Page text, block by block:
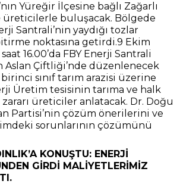
Yüreğir İlçesine bağlı Zağarlı
üreticilerle buluşacak. Bölgede
Santrali’nin yaydığı tozlar
noktasına getirdi.9 Ekim
16.00’da FBY Enerji Santrali
Aslan Çiftliği’nde düzenlenecek
sınıf tarım arazisi üzerine
Üretim tesisinin tarıma ve halk
zararı üreticiler anlatacak. Dr. Doğu
Partisi’nin çözüm önerilerini ve
sorunlarının çözümünü
KONUŞTU: ENERJİ
GİRDİ MALİYETLERİMİZ